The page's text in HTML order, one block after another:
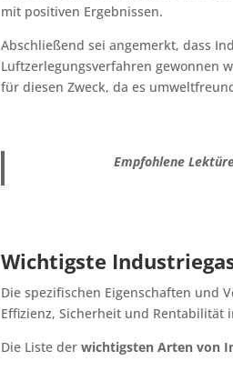
mit positiven Ergebnissen.
Abschließend sei angemerkt, dass
Luftzerlegungsverfahren gewonnen
für diesen Zweck, da es
Empfohlene
Wichtigste
Die spezifischen Eigenschaften und
Effizienz, Sicherheit und Rentabilität
Die Liste derwichtigsten Arten von